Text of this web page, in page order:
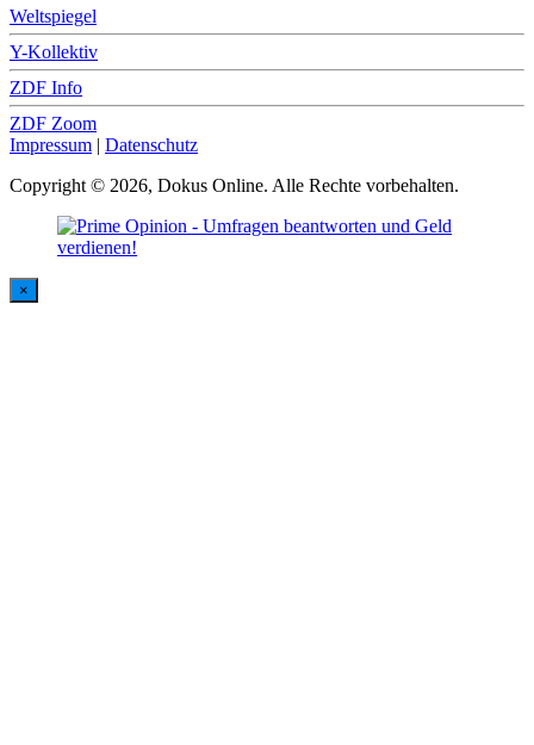
Weltspiegel
Y-Kollektiv
ZDF Info
ZDF Zoom
Impressum | Datenschutz
Copyright © 2026, Dokus Online. Alle Rechte vorbehalten.
×